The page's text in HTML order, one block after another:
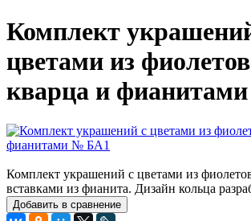
Комплект
цветами из
кварца и
Комплект украшений с цветами из
вставками из фианита. Дизайн кольца
Добавить в сравнение